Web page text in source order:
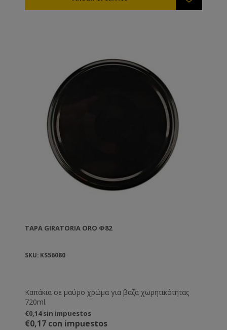
TAPA GIRATORIA ORO Φ82
SKU: KS56080
Καπάκια σε μαύρο χρώμα για βάζα χωρητικότητας
720ml.
€0,14 sin impuestos
€0,17 con impuestos